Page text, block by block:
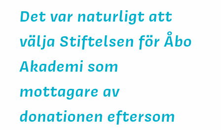
Det var naturligt att
välja Stiftelsen för Åbo
Akademi som
mottagare av
donationen eftersom